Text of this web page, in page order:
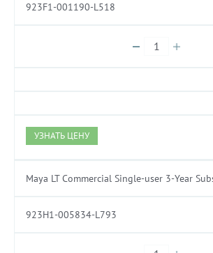
923F1-001190-L518
УЗНАТЬ ЦЕНУ
Maya LT Commercial Single-user 3-Year
923H1-005834-L793